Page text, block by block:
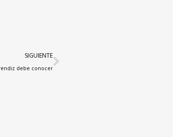
SIGUIENTE
debe conocer